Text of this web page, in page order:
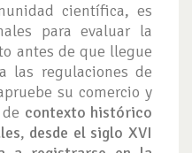
científica, es
para evaluar la
antes de que llegue
las regulaciones de
su comercio y
contexto histórico
, desde el siglo XVI